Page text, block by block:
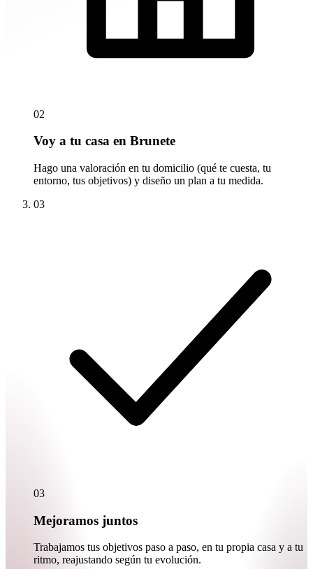
02
Voy a tu casa en Brunete
Hago una valoración en tu domicilio (qué te cuesta, tu
entorno, tus objetivos) y diseño un plan a tu medida.
03
03
Mejoramos juntos
Trabajamos tus objetivos paso a paso, en tu propia casa y a tu
ritmo, reajustando según tu evolución.